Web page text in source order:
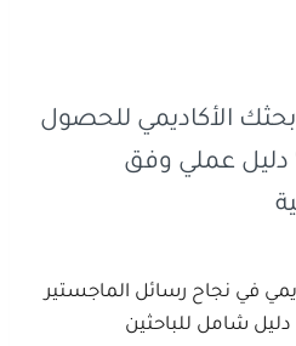
الأكاديمي للحصول
دليل عملي وفق